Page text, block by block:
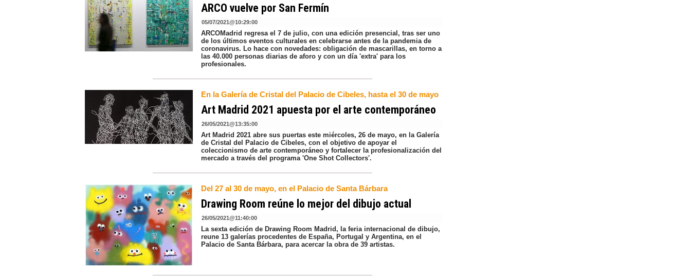
ARCO vuelve por San Fermín
05/07/2021@10:29:00
ARCOMadrid regresa el 7 de julio, con una edición presencial, tras ser uno
de los últimos eventos culturales en celebrarse antes de la pandemia de
coronavirus. Lo hace con novedades: obligación de mascarillas, en torno a
las 40.000 personas diarias de aforo y con un día 'extra' para los
profesionales.
En la Galería de Cristal del Palacio de Cibeles, hasta el 30 de mayo
Art Madrid 2021 apuesta por el arte contemporáneo
26/05/2021@13:35:00
Art Madrid 2021 abre sus puertas este miércoles, 26 de mayo, en la Galería
de Cristal del Palacio de Cibeles, con el objetivo de apoyar el
coleccionismo de arte contemporáneo y fortalecer la profesionalización del
mercado a través del programa 'One Shot Collectors'.
Del 27 al 30 de mayo, en el Palacio de Santa Bárbara
Drawing Room reúne lo mejor del dibujo actual
26/05/2021@11:40:00
La sexta edición de Drawing Room Madrid, la feria internacional de dibujo,
reune 13 galerías procedentes de España, Portugal y Argentina, en el
Palacio de Santa Bárbara, para acercar la obra de 39 artistas.